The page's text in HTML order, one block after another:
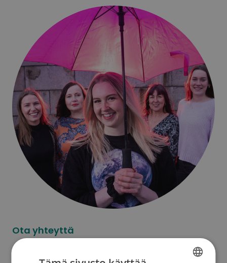
Ota yhteyttä
Kysy lahjoittamisesta lomakkeella tai